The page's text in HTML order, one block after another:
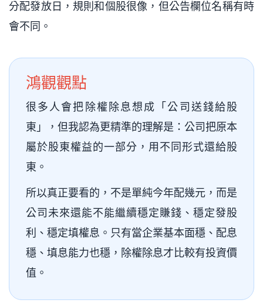
分配發放日，規則和個股很像，但公告欄位名稱有時
會不同。
鴻觀觀點
很多人會把除權除息想成「公司送錢給股
東」，但我認為更精準的理解是：公司把原本
屬於股東權益的一部分，用不同形式還給股
東。
所以真正要看的，不是單純今年配幾元，而是
公司未來還能不能繼續穩定賺錢、穩定發股
利、穩定填權息。只有當企業基本面穩、配息
穩、填息能力也穩，除權除息才比較有投資價
值。